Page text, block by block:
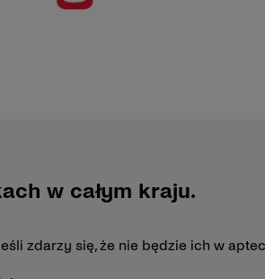
w całym kraju.
zdarzy się, że nie będzie ich w